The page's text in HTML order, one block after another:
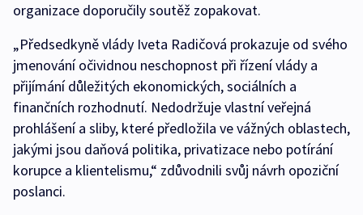
organizace doporučily soutěž zopakovat.
„Předsedkyně vlády Iveta Radičová prokazuje od svého
jmenování očividnou neschopnost při řízení vlády a
přijímání důležitých ekonomických, sociálních a
finančních rozhodnutí. Nedodržuje vlastní veřejná
prohlášení a sliby, které předložila ve vážných oblastech,
jakými jsou daňová politika, privatizace nebo potírání
korupce a klientelismu,“ zdůvodnili svůj návrh opoziční
poslanci.